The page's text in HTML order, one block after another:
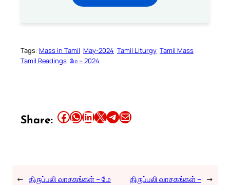
Tags: Mass in Tamil May-2024 Tamil Liturgy Tamil Mass
Tamil Readings மே – 2024
Share: Share this article on Facebook Share this article on WhatsApp Share this article on LinkedIn Share this article on X Share this article on TelegramEmail this Article
← திருப்பலி வாசகங்கள் – மே
திருப்பலி வாசகங்கள் – →